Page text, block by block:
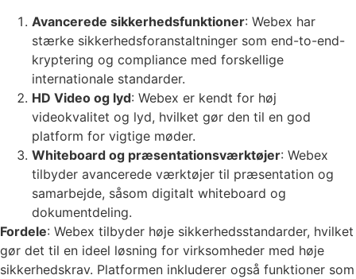
Avancerede sikkerhedsfunktioner: Webex har
stærke sikkerhedsforanstaltninger som end-to-end-
kryptering og compliance med forskellige
internationale standarder.
HD Video og lyd: Webex er kendt for høj
videokvalitet og lyd, hvilket gør den til en god
platform for vigtige møder.
Whiteboard og præsentationsværktøjer: Webex
tilbyder avancerede værktøjer til præsentation og
samarbejde, såsom digitalt whiteboard og
dokumentdeling.
Fordele: Webex tilbyder høje sikkerhedsstandarder, hvilket
gør det til en ideel løsning for virksomheder med høje
sikkerhedskrav. Platformen inkluderer også funktioner som